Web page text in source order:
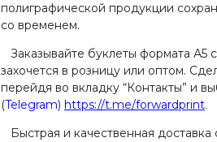
полиграфической продукции
со временем.
Заказывайте буклеты формата А5
захочется в розницу или оптом.
перейдя во вкладку “Контакты” и
(Telegram) https://t.me/forwardprint.
Быстрая и качественная